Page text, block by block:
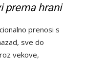
prema hrani
prenosi s
sve do
vekove,